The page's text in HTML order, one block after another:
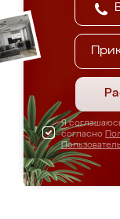
Я
согласно